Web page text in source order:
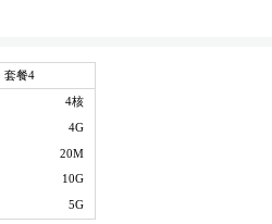
套餐4
4核
4G
20M
10G
5G